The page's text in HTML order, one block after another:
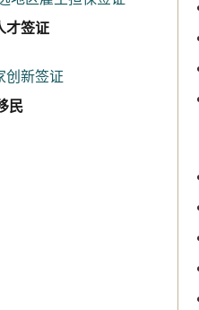
才签证
创新签证
民